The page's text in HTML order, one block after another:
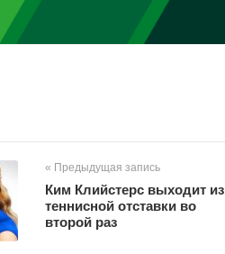
« Предыдущая запись
Ким Клийстерс выходит из
теннисной отставки во
второй раз